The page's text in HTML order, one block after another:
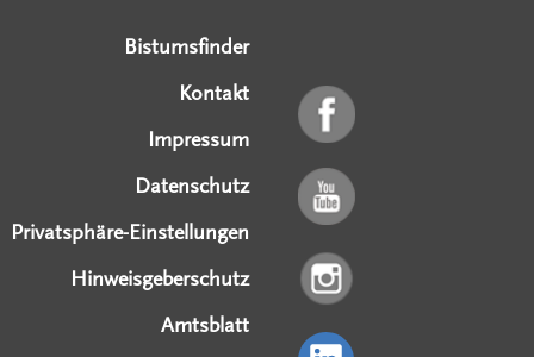
Bistumsfinder
Kontakt
Impressum
Datenschutz
Privatsphäre-Einstellungen
Hinweisgeberschutz
Amtsblatt